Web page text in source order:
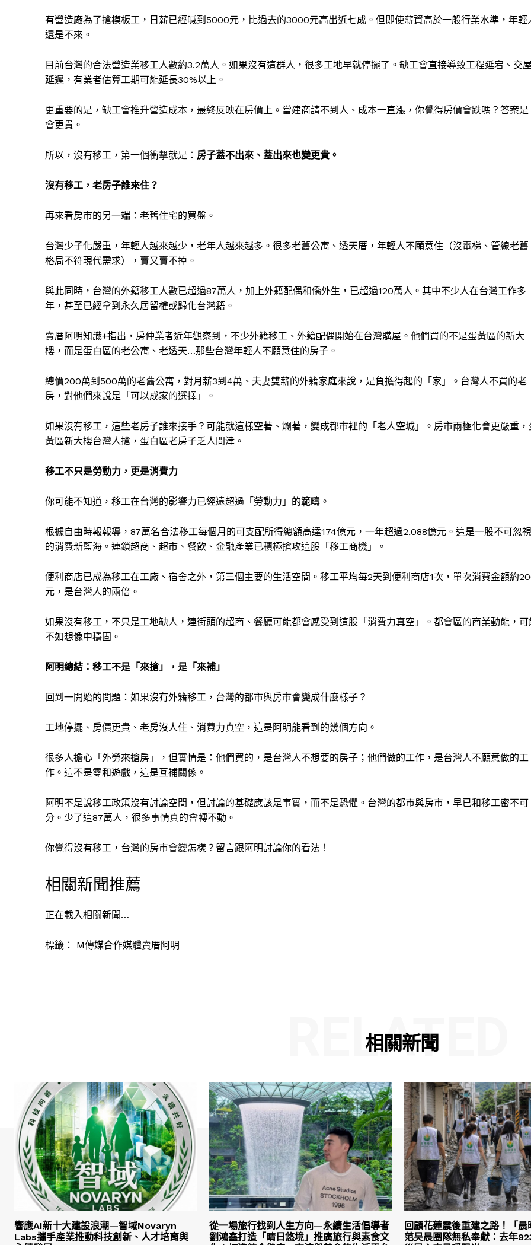
有營造廠為了搶模板工，日薪已經喊到5000元，比過去的3000元高出近七成。但即使薪資高於一般行業水準，年輕
還是不來。
目前台灣的合法營造業移工人數約3.2萬人。如果沒有這群人，很多工地早就停擺了。缺工會直接導致工程延宕、交
延遲，有業者估算工期可能延長30%以上。
更重要的是，缺工會推升營造成本，最終反映在房價上。當建商請不到人、成本一直漲，你覺得房價會跌嗎？答案是
會更貴。
所以，沒有移工，第一個衝擊就是： 房子蓋不出來、蓋出來也變更貴。
沒有移工，老房子誰來住？
再來看房市的另一端：老舊住宅的買盤。
台灣少子化嚴重，年輕人越來越少，老年人越來越多。很多老舊公寓、透天厝，年輕人不願意住（沒電梯、管線老舊
格局不符現代需求），賣又賣不掉。
與此同時，台灣的外籍移工人數已超過87萬人，加上外籍配偶和僑外生，已超過120萬人。其中不少人在台灣工作多
年，甚至已經拿到永久居留權或歸化台灣籍。
賣厝阿明知識+指出，房仲業者近年觀察到，不少外籍移工、外籍配偶開始在台灣購屋。他們買的不是蛋黃區的新大
樓，而是蛋白區的老公寓、老透天…那些台灣年輕人不願意住的房子。
總價200萬到500萬的老舊公寓，對月薪3到4萬、夫妻雙薪的外籍家庭來說，是負擔得起的「家」。台灣人不買的老
房，對他們來說是「可以成家的選擇」。
如果沒有移工，這些老房子誰來接手？可能就這樣空著、爛著，變成都市裡的「老人空城」。房市兩極化會更嚴重，
黃區新大樓台灣人搶，蛋白區老房子乏人問津。
移工不只是勞動力，更是消費力
你可能不知道，移工在台灣的影響力已經遠超過「勞動力」的範疇。
根據自由時報報導，87萬名合法移工每個月的可支配所得總額高達174億元，一年超過2,088億元。這是一股不可忽視
的消費新藍海。連鎖超商、超市、餐飲、金融產業已積極搶攻這股「移工商機」。
便利商店已成為移工在工廠、宿舍之外，第三個主要的生活空間。移工平均每2天到便利商店1次，單次消費金額約
元，是台灣人的兩倍。
如果沒有移工，不只是工地缺人，連街頭的超商、餐廳可能都會感受到這股「消費力真空」。都會區的商業動能，可
不如想像中穩固。
阿明總結：移工不是「來搶」，是「來補」
回到一開始的問題：如果沒有外籍移工，台灣的都市與房市會變成什麼樣子？
工地停擺、房價更貴、老房沒人住、消費力真空，這是阿明能看到的幾個方向。
很多人擔心「外勞來搶房」，但實情是：他們買的，是台灣人不想要的房子；他們做的工作，是台灣人不願意做的工
作。這不是零和遊戲，這是互補關係。
阿明不是說移工政策沒有討論空間，但討論的基礎應該是事實，而不是恐懼。台灣的都市與房市，早已和移工密不可
分。少了這87萬人，很多事情真的會轉不動。
你覺得沒有移工，台灣的房市會變怎樣？留言跟阿明討論你的看法！
相關新聞推薦
正在載入相關新聞…
標籤： M傳媒合作媒體賣厝阿明
相關新聞
RELATED
響應AI新十大建設浪潮—智域Novaryn
Labs攜手產業推動科技創新、人才培育與
從一場旅行找到人生方向—永續生活倡導者
劉鴻鑫打造「晴日悠境」推廣旅行與素食文
回顧花蓮震後重建之路！「
范昊晨團隊無私奉獻：去年